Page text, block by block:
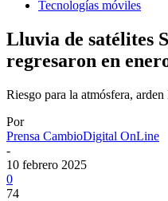
Tecnologías móviles
Lluvia de satélites
regresaron en
Riesgo para la atmósfera,
Por
Prensa CambioDigital OnLine
-
10 febrero 2025
0
74